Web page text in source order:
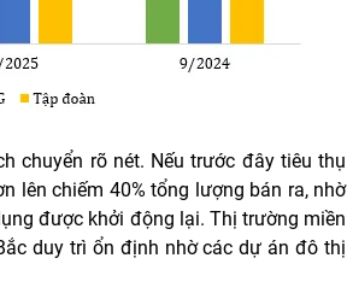
chuyển rõ nét. Nếu trước đây tiêu thụ
lên chiếm 40% tổng lượng bán ra, nhờ
được khởi động lại. Thị trường miền
duy trì ổn định nhờ các dự án đô thị